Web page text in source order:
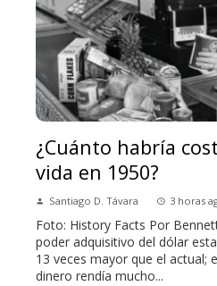
¿Cuánto habría
vida en 1950?
Santiago D. Távara 3 horas
Foto: History Facts Por
poder adquisitivo del dólar
13 veces mayor que el actual;
dinero rendía mucho...